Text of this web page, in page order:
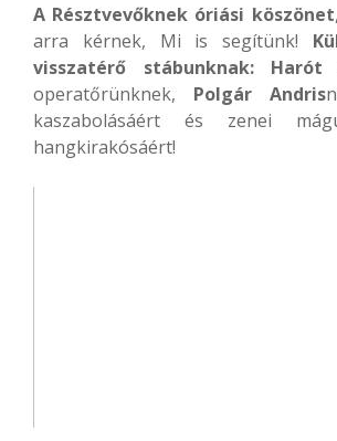
A Résztvevőknek óriási köszönet
arra kérnek, Mi is segítünk!
visszatérő stábunknak: Harót
operatőrünknek, Polgár Andris
kaszabolásáért és zenei
hangkirakósáért!